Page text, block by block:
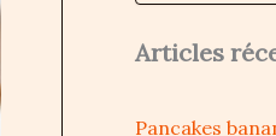
Articles
Pancakes